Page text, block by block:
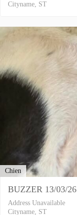
Cityname, ST
Chien
BUZZER 13/03/26
Address Unavailable
Cityname, ST